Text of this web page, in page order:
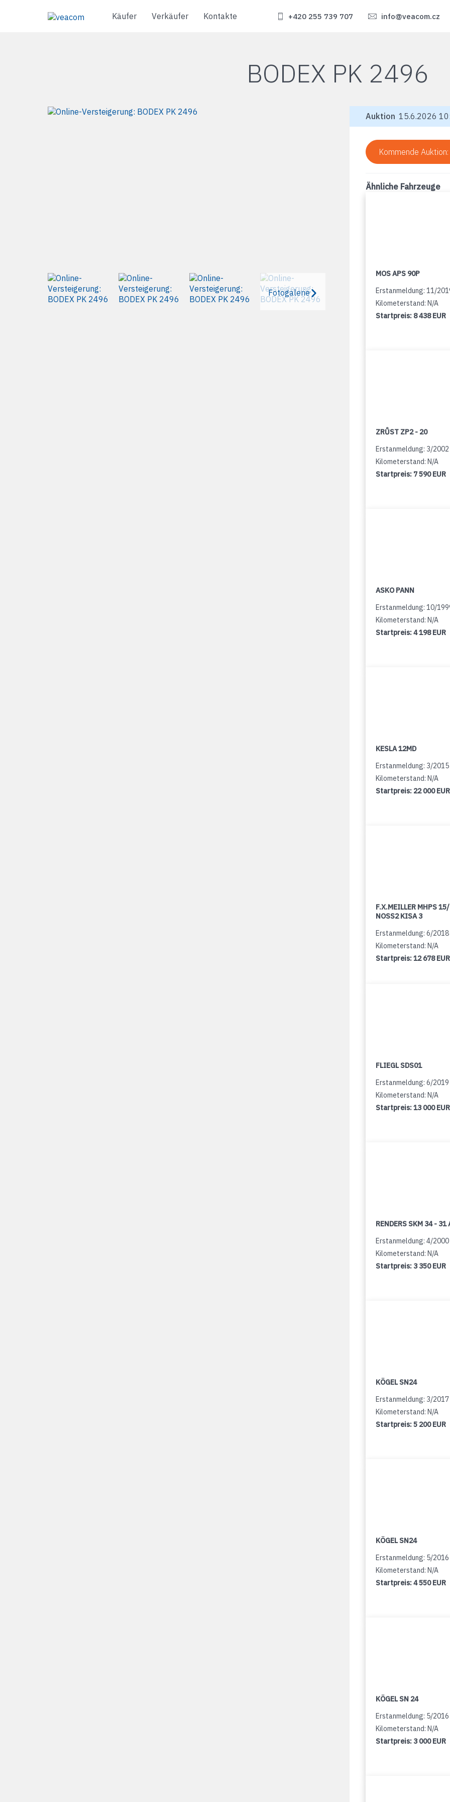
Käufer Verkäufer Kontakte +420 255 739 707 info@veacom.cz
BODEX PK 2496
Fotogalerie
Auktion 15.6.2026
Kommende Auktion:
Ähnliche Fahrzeuge
MOS APS 90P
Erstanmeldung: 11/
Kilometerstand: N/A
Startpreis: 8 438 EUR
ZRŮST ZP2 - 20
Erstanmeldung: 3/2002
Kilometerstand: N/A
Startpreis: 7 590 EUR
ASKO PANN
Erstanmeldung: 10/
Kilometerstand: N/A
Startpreis:4 198 EUR
KESLA 12MD
Erstanmeldung: 3/2015
Kilometerstand: N/A
Startpreis: 22 000 EUR
F.X.MEILLER MHPS
NOSS2 KISA 3
Erstanmeldung: 6/2018
Kilometerstand: N/A
Startpreis:12 678 EUR
FLIEGL SDS01
Erstanmeldung: 6/2019
Kilometerstand: N/A
Startpreis:13 000 EUR
RENDERS SKM 34 - 31
Erstanmeldung: 4/2000
Kilometerstand: N/A
Startpreis: 3 350 EUR
KÖGEL SN24
Erstanmeldung: 3/2017
Kilometerstand: N/A
Startpreis:5 200 EUR
KÖGEL SN24
Erstanmeldung: 5/2016
Kilometerstand: N/A
Startpreis:4 550 EUR
KÖGEL SN 24
Erstanmeldung: 5/2016
Kilometerstand: N/A
Startpreis: 3 000 EUR